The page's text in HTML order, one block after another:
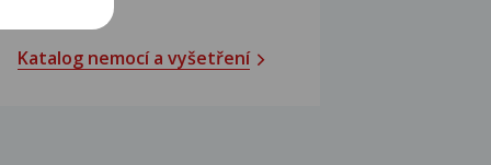
Katalog nemocí a vyšetření